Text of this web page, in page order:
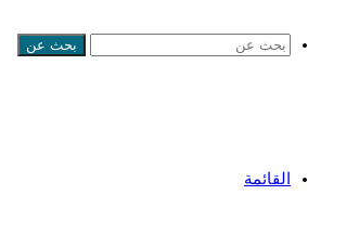
بحث عن
القائمة